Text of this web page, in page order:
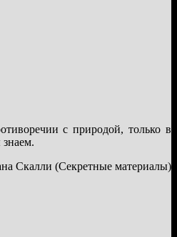
с природой, только в
Скалли (Секретные материалы)